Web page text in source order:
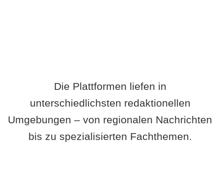
Die Plattformen liefen in
unterschiedlichsten redaktionellen
Umgebungen – von regionalen Nachrichten
bis zu spezialisierten Fachthemen.